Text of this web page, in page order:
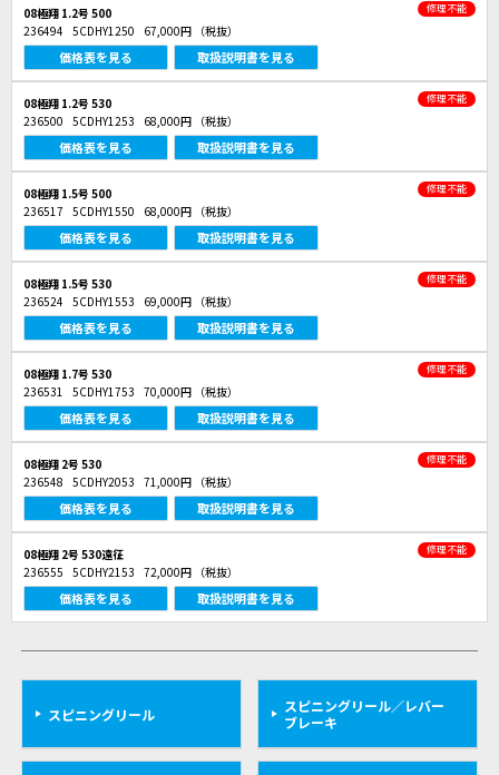
08極翔 1.2号 500 修理不能
236494 5CDHY1250 67,000円 （税抜）
価格表を見る 取扱説明書を見る
08極翔 1.2号 530 修理不能
236500 5CDHY1253 68,000円 （税抜）
価格表を見る 取扱説明書を見る
08極翔 1.5号 500 修理不能
236517 5CDHY1550 68,000円 （税抜）
価格表を見る 取扱説明書を見る
08極翔 1.5号 530 修理不能
236524 5CDHY1553 69,000円 （税抜）
価格表を見る 取扱説明書を見る
08極翔 1.7号 530 修理不能
236531 5CDHY1753 70,000円 （税抜）
価格表を見る 取扱説明書を見る
08極翔 2号 530 修理不能
236548 5CDHY2053 71,000円 （税抜）
価格表を見る 取扱説明書を見る
08極翔 2号 530遠征 修理不能
236555 5CDHY2153 72,000円 （税抜）
価格表を見る 取扱説明書を見る
スピニングリール
スピニングリール／レバー
ブレーキ